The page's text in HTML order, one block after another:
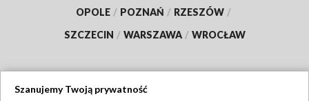
OPOLE / POZNAŃ / RZESZÓW /
SZCZECIN / WARSZAWA / WROCŁAW
Szanujemy Twoją prywatność